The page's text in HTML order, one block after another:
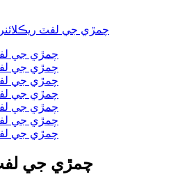
چمڙي جي